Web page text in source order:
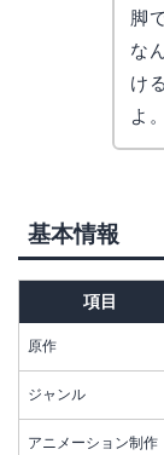
脚
な
け
よ。
基本情報
項目
原作
ジャンル
アニメーション制作